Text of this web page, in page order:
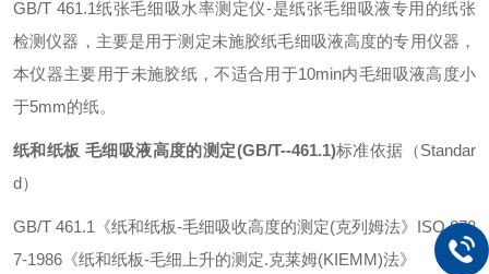
GB/T 461.1纸张毛细吸水率测定仪-是纸张毛细吸液专用的纸张
检测仪器，主要是用于测定未施胶纸毛细吸液高度的专用仪器，
本仪器主要用于未施胶纸，不适合用于10min内毛细吸液高度小
于5mm的纸。
纸和纸板 毛细吸液高度的测定(GB/T--461.1)标准依据（Standar
d）
GB/T 461.1《纸和纸板-毛细吸收高度的测定(克列姆法》 ISO 878
7-1986《纸和纸板-毛细上升的测定.克莱姆(KIEMM)法》